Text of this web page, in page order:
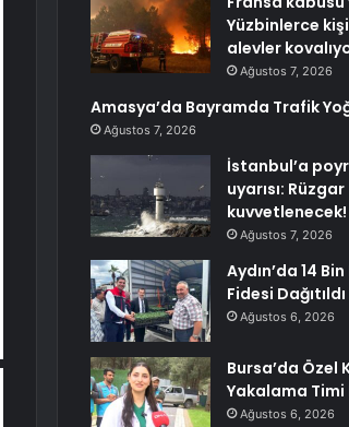
Yüzbinlerce
alevler
Ağustos 7, 2026
Amasya’da Bayramda Trafik
Ağustos 7, 2026
İstanbul’a
uyarısı: Rüzgar
kuvvetlenecek!
Ağustos 7, 2026
Aydın’da 14
Fidesi Dağıtıldı
Ağustos 6, 2026
Bursa’da Özel
Yakalama Timi
Ağustos 6, 2026